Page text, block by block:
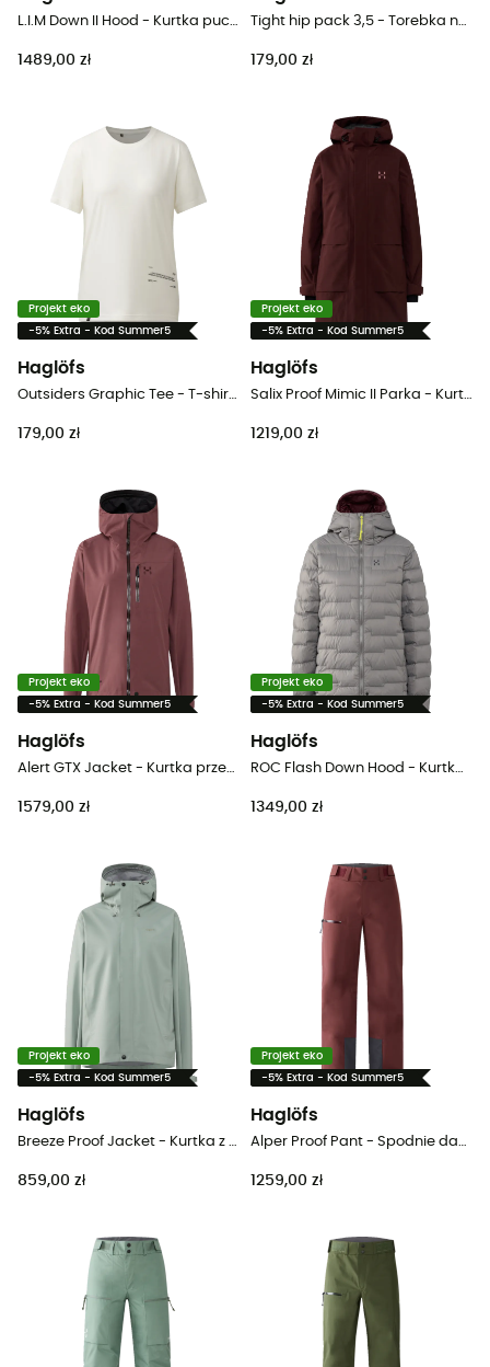
L.I.M Down II Hood - Kurtka puchowa meski
1489,00 zł
Tight hip pack 3,5 - Torebka nerka
179,00 zł
Projekt eko
-5% Extra - Kod Summer5
Haglöfs
Outsiders Graphic Tee - T-shirt damski
179,00 zł
Projekt eko
-5% Extra - Kod Summer5
Haglöfs
Salix Proof Mimic II Parka - Kurtka z membraną damska
1219,00 zł
Projekt eko
-5% Extra - Kod Summer5
Haglöfs
Alert GTX Jacket - Kurtka przeciwdeszczowa damska
1579,00 zł
Projekt eko
-5% Extra - Kod Summer5
Haglöfs
ROC Flash Down Hood - Kurtka damski
1349,00 zł
Projekt eko
-5% Extra - Kod Summer5
Haglöfs
Breeze Proof Jacket - Kurtka z membraną damska
859,00 zł
Projekt eko
-5% Extra - Kod Summer5
Haglöfs
Alper Proof Pant - Spodnie damskie alpinistyczne
1259,00 zł